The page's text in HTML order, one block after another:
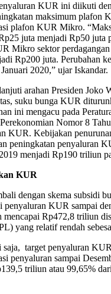
KUR ini diikuti
maksimum plafon
plafon KUR Mikro.
juta menjadi Rp50 juta
Mikro sektor
Rp200 juta. Perubahan
2020,” ujar Iskandar.
arahan Presiden Joko
suku bunga KUR
ini mengacu pada
Nomor 8
KUR. Kebijakan
peningkatan penyaluran
menjadi Rp190 triliun
KUR
dengan skema subsidi
penyaluran KUR sampai
mencapai Rp472,8 triliun
yang relatif rendah
saja, target penyaluran
penyaluran sampai
triliun atau 99,65%